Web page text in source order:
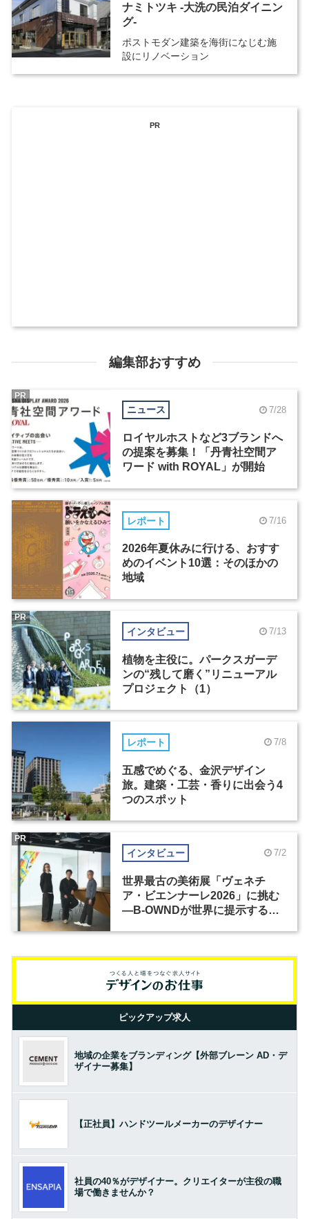
ナミトツキ -大洗の民泊ダイニン
グ-
ポストモダン建築を海街になじむ施
設にリノベーション
PR
編集部おすすめ
ニュース 7/28
ロイヤルホストなど3ブランドへ
の提案を募集！「丹青社空間ア
ワード with ROYAL」が開始
PR
レポート 7/16
2026年夏休みに行ける、おすす
めのイベント10選：そのほかの
地域
インタビュー 7/13
植物を主役に。パークスガーデ
ンの“残して磨く”リニューアル
プロジェクト（1）
PR
レポート 7/8
五感でめぐる、金沢デザイン
旅。建築・工芸・香りに出会う4
つのスポット
インタビュー 7/2
世界最古の美術展「ヴェネチ
ア・ビエンナーレ2026」に挑む
―B-OWNDが世界に提示する美
PR
ピックアップ求人
地域の企業をブランディング【外部ブレーン AD・デ
ザイナー募集】
【正社員】ハンドツールメーカーのデザイナー
社員の40％がデザイナー。クリエイターが主役の職
場で働きませんか？